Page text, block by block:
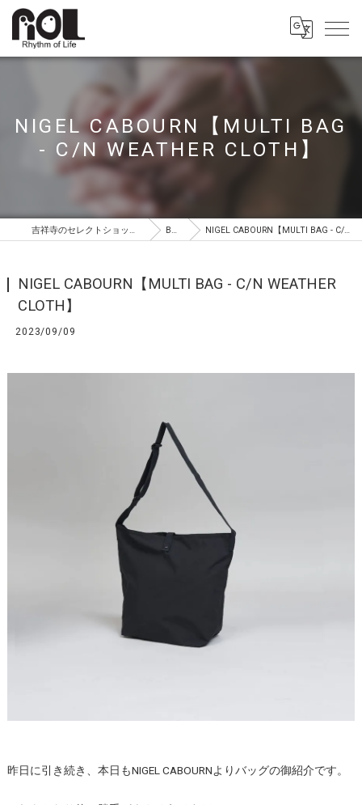
NIGEL CABOURN【MULTI BAG
- C/N WEATHER CLOTH】
吉祥寺のセレクトショップはROL（ロル） BLOG NIGEL CABOURN【MULTI BAG - C/N WEATHER CLOTH】
NIGEL CABOURN【MULTI BAG - C/N WEATHER
CLOTH】
2023/09/09
昨日に引き続き、本日もNIGEL CABOURNよりバッグの御紹介です。